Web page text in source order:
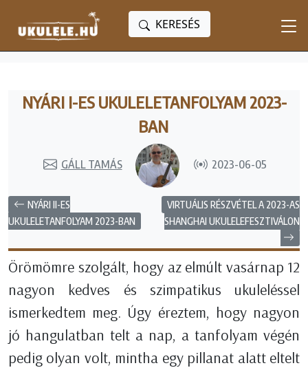
KERESÉS
NYÁRI I-ES UKULELETANFOLYAM 2023-
BAN
GÁLL TAMÁS 2023-06-05
NYÁRI II-ES
UKULELETANFOLYAM 2023-BAN
VIRTUÁLIS RÉSZVÉTEL A 2023-AS
SHANGHAI UKULELEFESZTIVÁLON
Örömömre szolgált, hogy az elmúlt vasárnap 12
nagyon kedves és szimpatikus ukuleléssel
ismerkedtem meg. Úgy éreztem, hogy nagyon
jó hangulatban telt a nap, a tanfolyam végén
pedig olyan volt, mintha egy pillanat alatt eltelt